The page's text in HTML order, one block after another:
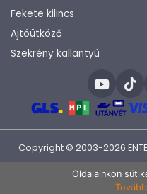
Fekete kilincs
Ajtóütköző
Szekrény kallantyú
Copyright © 2003-2026
Oldalainkon